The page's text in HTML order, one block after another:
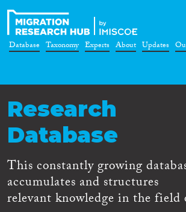
Database Taxonomy Experts About Updates
Research
Database
This constantly growing
accumulates and structures
relevant knowledge in the